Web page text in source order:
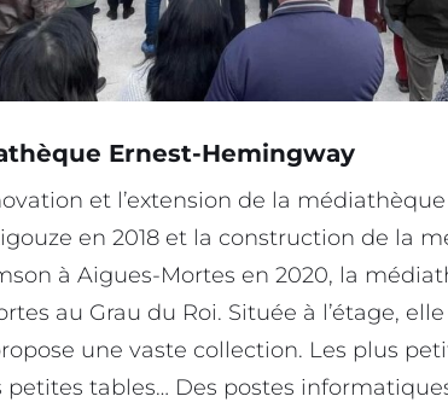
Ernest-Hemingway
et l’extension de la
en 2018 et la construction de la
à Aigues-Mortes en 2020, la
au Grau du Roi. Située à l’étage,
une vaste collection. Les plus
petites tables… Des postes